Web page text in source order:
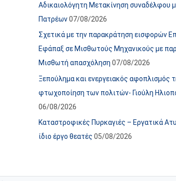
ρ
τ
ή
σ
ε
ω
ν
ρ
θ
ρ
ω
ν
ι
σ
τ
ο
χ
ο
Αδικαιολόγητη Μετακίνηση συναδέλφου
Πατρέων07/08/2026
Σχετικά με την παρακράτηση εισφορών
Εφάπαξ σε Μισθωτούς Μηχανικούς με
Μισθωτή απασχόληση 07/08/2026
Ξεπούλημα και ενεργειακός αφοπλισμός
φτωχοποίηση των πολιτών- Γιούλη
06/08/2026
Καταστροφικές Πυρκαγιές – Εργατικά
ίδιο έργο θεατές 05/08/2026